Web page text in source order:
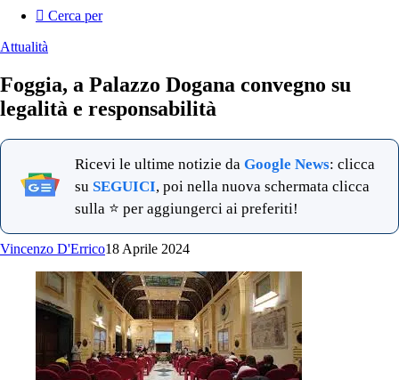
Cerca per
Attualità
Foggia, a Palazzo Dogana convegno su
legalità e responsabilità
Ricevi le ultime notizie da Google News: clicca
su SEGUICI, poi nella nuova schermata clicca
sulla ⭐ per aggiungerci ai preferiti!
Vincenzo D'Errico18 Aprile 2024